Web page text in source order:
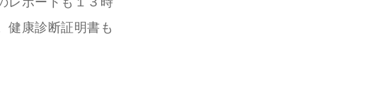
健康診断証明書も